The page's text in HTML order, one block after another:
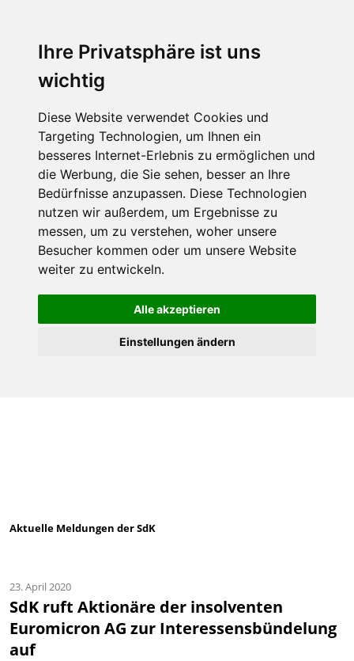
Ihre Privatsphäre ist uns
wichtig
Diese Website verwendet Cookies und
Targeting Technologien, um Ihnen ein
besseres Internet-Erlebnis zu ermöglichen und
die Werbung, die Sie sehen, besser an Ihre
Bedürfnisse anzupassen. Diese Technologien
nutzen wir außerdem, um Ergebnisse zu
messen, um zu verstehen, woher unsere
Besucher kommen oder um unsere Website
weiter zu entwickeln.
Alle akzeptieren
Einstellungen ändern
Aktuelle Meldungen der SdK
23. April 2020
SdK ruft Aktionäre der insolventen
Euromicron AG zur Interessensbündelung
auf